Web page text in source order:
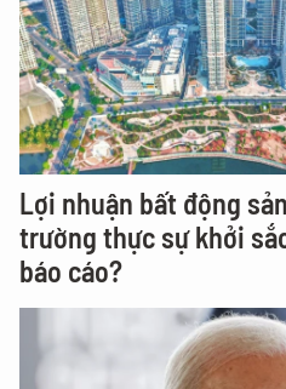
Lợi nhuận bất động
trường thực sự khởi
báo cáo?